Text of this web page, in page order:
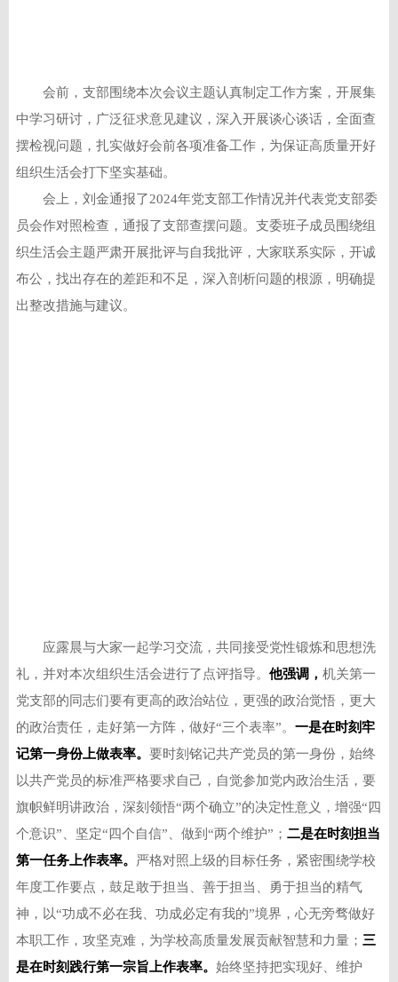
会前，支部围绕本次会议主题认真制定工作方案，开展集
中学习研讨，广泛征求意见建议，深入开展谈心谈话，全面查
摆检视问题，扎实做好会前各项准备工作，为保证高质量开好
组织生活会打下坚实基础。
会上，刘金通报了2024年党支部工作情况并代表党支部委
员会作对照检查，通报了支部查摆问题。支委班子成员围绕组
织生活会主题严肃开展批评与自我批评，大家联系实际，开诚
布公，找出存在的差距和不足，深入剖析问题的根源，明确提
出整改措施与建议。
应露晨与大家一起学习交流，共同接受党性锻炼和思想洗
礼，并对本次组织生活会进行了点评指导。 他强调， 机关第一
党支部的同志们要有更高的政治站位，更强的政治觉悟，更大
的政治责任，走好第一方阵，做好“三个表率”。 一是在时刻牢
记第一身份上做表率。 要时刻铭记共产党员的第一身份，始终
以共产党员的标准严格要求自己，自觉参加党内政治生活，要
旗帜鲜明讲政治，深刻领悟“两个确立”的决定性意义，增强“四
个意识”、坚定“四个自信”、做到“两个维护”； 二是在时刻担当
第一任务上作表率。 严格对照上级的目标任务，紧密围绕学校
年度工作要点，鼓足敢于担当、善于担当、勇于担当的精气
神，以“功成不必在我、功成必定有我的”境界，心无旁骛做好
本职工作，攻坚克难，为学校高质量发展贡献智慧和力量； 三
是在时刻践行第一宗旨上作表率。 始终坚持把实现好、维护